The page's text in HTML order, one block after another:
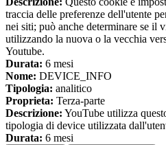
traccia delle preferenze dell'utente
nei siti; può anche determinare se il
utilizzando la nuova o la vecchia
Youtube.
Durata: 6 mesi
Nome: DEVICE_INFO
Tipologia: analitico
Proprieta: Terza-parte
Descrizione: YouTube utilizza
tipologia di device utilizzata
Durata: 6 mesi